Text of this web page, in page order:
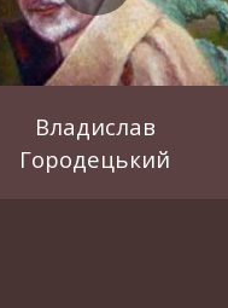
Владислав
Городецький